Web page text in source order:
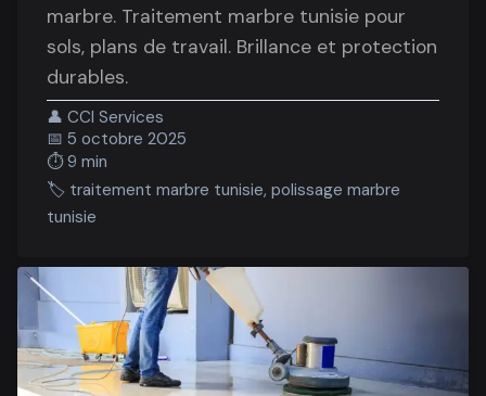
marbre. Traitement marbre tunisie pour
sols, plans de travail. Brillance et protection
durables.
👤CCI Services
📅5 octobre 2025
⏱️9 min
🏷️ traitement marbre tunisie, polissage marbre
tunisie